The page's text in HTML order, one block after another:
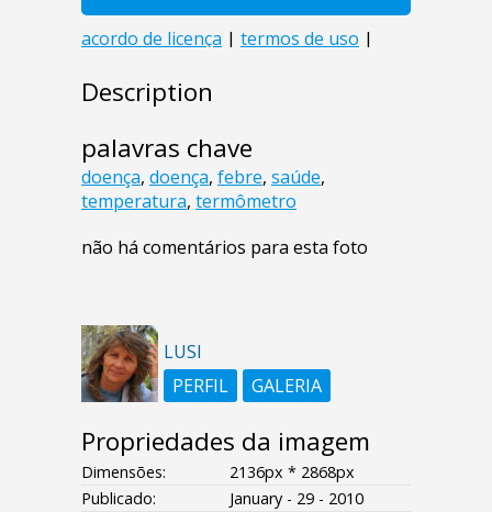
Description
palavras chave
doença, doença, febre, saúde,
temperatura, termômetro
não há comentários para esta foto
LUSI
PERFIL
GALERIA
Propriedades da imagem
Dimensões:
2136px * 2868px
Publicado:
January - 29 - 2010